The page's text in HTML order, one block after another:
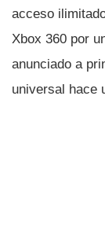
acceso
Xbox 360 por
anunciado a
universal hace